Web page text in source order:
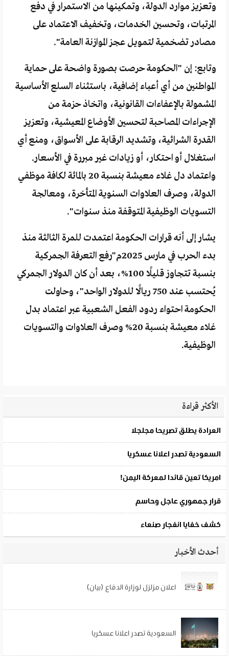
وتعزيز موارد الدولة، وتمكينها من الاستمرار في دفع
المرتبات، وتحسين الخدمات، وتخفيف الاعتماد على
مصادر تضخمية لتمويل عجز الموازنة العامة".
وتابع: إن "الحكومة حرصت بصورة واضحة على حماية
المواطنين من أي أعباء إضافية، باستثناء السلع الأساسية
المشمولة بالإعفاءات القانونية، واتخاذ حزمة من
الإجراءات المصاحبة لتحسين الأوضاع المعيشية، وتعزيز
القدرة الشرائية، وتشديد الرقابة على الأسواق، ومنع أي
استغلال أو احتكار، أو زيادات غير مبررة في الأسعار.
واعتماد دل غلاء معيشة بنسبة 20 بالمائة لكافة موظفي
الدولة، وصرف العلاوات السنوية المتأخرة، ومعالجة
التسويات الوظيفية المتوقفة منذ سنوات".
يشار إلى أنه قرارات الحكومة اعتمدت للمرة الثالثة منذ
بدء الحرب في مارس 2025م"رفع التعرفة الجمركية
بنسبة تتجاوز قليلًا 100%، بعد أن كان الدولار الجمركي
يُحتسب عند 750 ريالًا للدولار الواحد"، وحاولت
الحكومة احتواء ردود الفعل الشعبية عبر اعتماد بدل
غلاء معيشة بنسبة 20% وصرف العلاوات والتسويات
الوظيفية.
الأكثر قراءة
أحدث الأخبار
اعلان مزلزل لوزارة الدفاع (بيان)
السعودية تصدر اعلانا عسكريا